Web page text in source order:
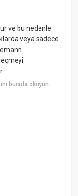
ve bu nedenle
veya sadece
burada okuyun: